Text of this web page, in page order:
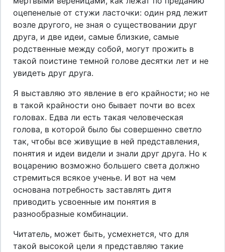
оцепенелые от стужи ласточки: один ряд лежит
возле другого, не зная о существовании друг
друга, и две идеи, самые близкие, самые
родственные между собой, могут прожить в
такой поистине темной голове десятки лет и не
увидеть друг друга.
Я выставляю это явление в его крайности; но не
в такой крайности оно бывает почти во всех
головах. Едва ли есть такая человеческая
голова, в которой было бы совершенно светло
так, чтобы все живущие в ней представления,
понятия и идеи видели и знали друг друга. Но к
воцарению возможно большего света должно
стремиться всякое ученье. И вот на чем
основана потребность заставлять дитя
приводить усвоенные им понятия в
разнообразные комбинации.
Читатель, может быть, усмехнется, что для
такой высокой цели я представляю такие